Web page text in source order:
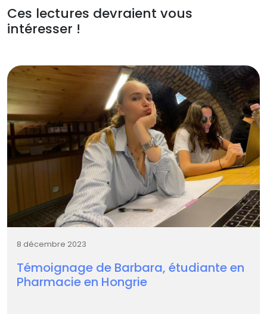
Ces lectures devraient vous
intéresser !
8 décembre 2023
Témoignage de Barbara, étudiante en
Pharmacie en Hongrie